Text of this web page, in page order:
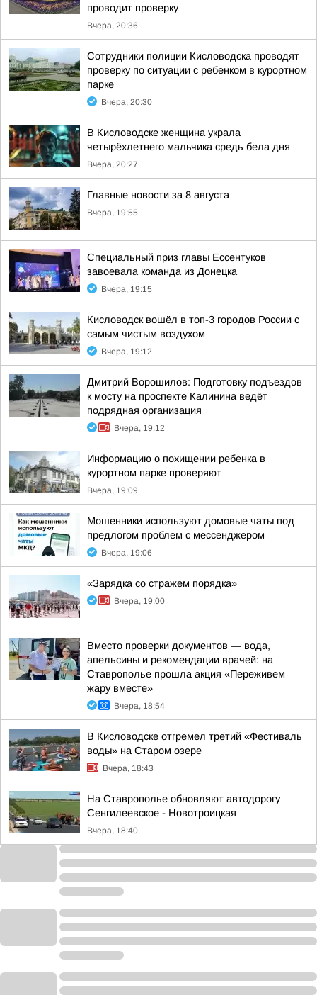
проводит проверку
Вчера, 20:36
Сотрудники полиции Кисловодска проводят
проверку по ситуации с ребенком в курортном
парке
Вчера, 20:30
В Кисловодске женщина украла
четырёхлетнего мальчика средь бела дня
Вчера, 20:27
Главные новости за 8 августа
Вчера, 19:55
Специальный приз главы Ессентуков
завоевала команда из Донецка
Вчера, 19:15
Кисловодск вошёл в топ-3 городов России с
самым чистым воздухом
Вчера, 19:12
Дмитрий Ворошилов: Подготовку подъездов
к мосту на проспекте Калинина ведёт
подрядная организация
Вчера, 19:12
Информацию о похищении ребенка в
курортном парке проверяют
Вчера, 19:09
Мошенники используют домовые чаты под
предлогом проблем с мессенджером
Вчера, 19:06
«Зарядка со стражем порядка»
Вчера, 19:00
Вместо проверки документов — вода,
апельсины и рекомендации врачей: на
Ставрополье прошла акция «Переживем
жару вместе»
Вчера, 18:54
В Кисловодске отгремел третий «Фестиваль
воды» на Старом озере
Вчера, 18:43
На Ставрополье обновляют автодорогу
Сенгилеевское - Новотроицкая
Вчера, 18:40